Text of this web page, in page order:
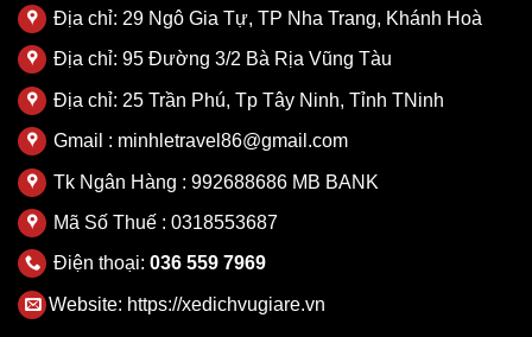
Địa chỉ: 29 Ngô Gia Tự, TP Nha Trang, Khánh Hoà
Địa chỉ: 95 Đường 3/2 Bà Rịa Vũng Tàu
Địa chỉ: 25 Trần Phú, Tp Tây Ninh, Tỉnh TNinh
Gmail : minhletravel86@gmail.com
Tk Ngân Hàng : 992688686 MB BANK
Mã Số Thuế : 0318553687
Điện thoại: 036 559 7969
Website: https://xedichvugiare.vn